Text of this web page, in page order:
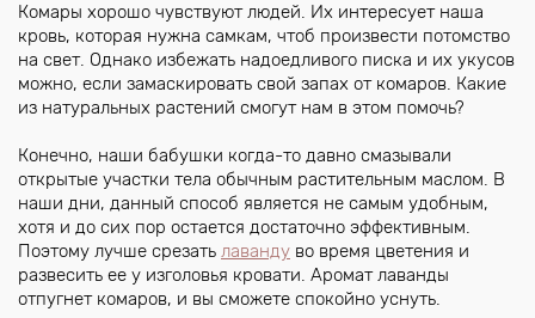
Комары хорошо чувствуют людей. Их интересует наша
кровь, которая нужна самкам, чтоб произвести потомство
на свет. Однако избежать надоедливого писка и их укусов
можно, если замаскировать свой запах от комаров. Какие
из натуральных растений смогут нам в этом помочь?
Конечно, наши бабушки когда-то давно смазывали
открытые участки тела обычным растительным маслом. В
наши дни, данный способ является не самым удобным,
хотя и до сих пор остается достаточно эффективным.
Поэтому лучше срезать лаванду во время цветения и
развесить ее у изголовья кровати. Аромат лаванды
отпугнет комаров, и вы сможете спокойно уснуть.